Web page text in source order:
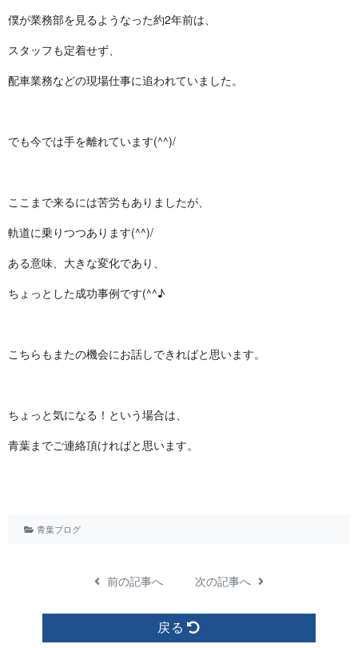
僕が業務部を見るようなった約2年前は、
スタッフも定着せず、
配車業務などの現場仕事に追われていました。
でも今では手を離れています(^^)/
ここまで来るには苦労もありましたが、
軌道に乗りつつあります(^^)/
ある意味、大きな変化であり、
ちょっとした成功事例です(^^♪
こちらもまたの機会にお話しできればと思います。
ちょっと気になる！という場合は、
青葉までご連絡頂ければと思います。
青葉ブログ
前の記事へ 次の記事へ
戻る